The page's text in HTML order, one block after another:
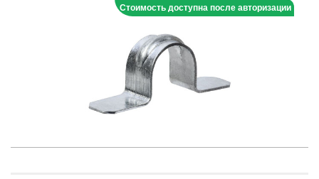
Стоимость доступна после авторизации